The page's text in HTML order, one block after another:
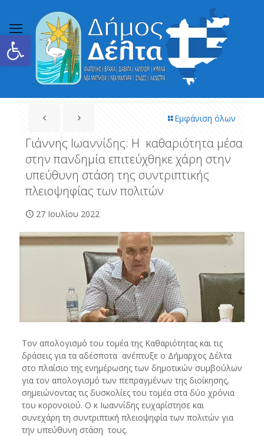
Ανοίξτε τη γραμμή εργαλείων
Εμφάνιση όλων
Γιάννης Ιωαννίδης: H καθαριότητα μέσα
στην πανδημία επιτεύχθηκε χάρη στην
υπεύθυνη στάση της συντριπτικής
πλειοψηφίας των πολιτών
27 Ιουλίου 2022
Τον απολογισμό του τομέα της Καθαριότητας και τις
δράσεις για τα αδέσποτα ανέπτυξε ο Δήμαρχος Δέλτα
στο πλαίσιο της ενημέρωσης των δημοτικών συμβούλων
για τον απολογισμό των πεπραγμένων της διοίκησης,
σημειώνοντας τις δυσκολίες του τομέα στα δύο χρόνια
του κορονοϊού. Ο κ Ιωαννίδης ευχαρίστησε και
συνεχάρη τη συντριπτική πλειοψηφία των πολιτών για
την υπεύθυνη στάση τους.